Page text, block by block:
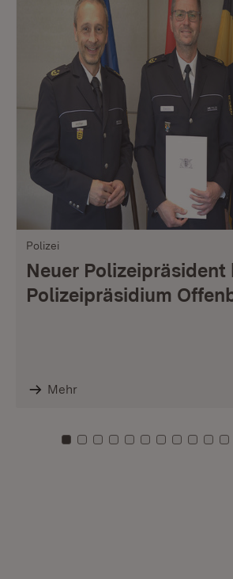
Polizei
Neuer Polizeipräsident
Polizeipräsidium
Mehr
Zu Kachel: 0
Zu Kachel: 1
Zu Kachel: 2
Zu Kachel: 3
Zu Kachel: 4
Zu Kachel: 5
ZuZuZuZu